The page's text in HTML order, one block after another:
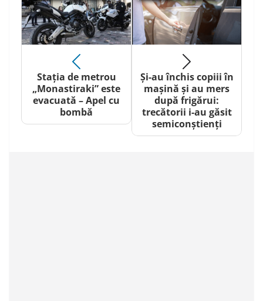
Stația de metrou
„Monastiraki” este
evacuată – Apel cu
bombă
Și-au închis copiii în
mașină și au mers
după frigărui:
trecătorii i-au găsit
semiconștienți